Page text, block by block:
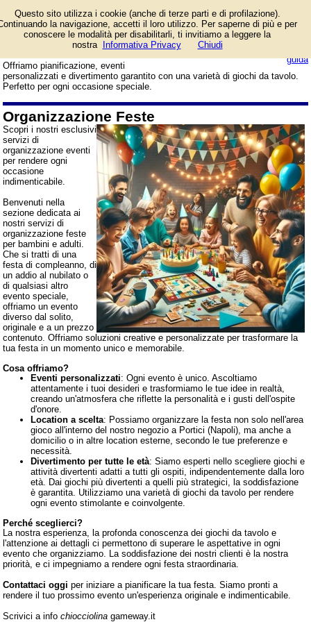
guida
Esplora i nostri servizi di
organizzazione feste per
tutte le età, non solo per
bambini, inclusi compleanni, prime
Offriamo pianificazione, eventi
personalizzati e divertimento garantito con una varietà di giochi da tavolo.
Perfetto per ogni occasione speciale.
Organizzazione Feste
Scopri i nostri esclusivi
servizi di
organizzazione eventi
per rendere ogni
occasione
indimenticabile.
Benvenuti nella
sezione dedicata ai
nostri servizi di
organizzazione feste
per bambini e adulti.
Che si tratti di una
festa di compleanno, di
un addio al nubilato o
di qualsiasi altro
evento speciale,
offriamo un evento
diverso dal solito,
originale e a un prezzo
contenuto. Offriamo soluzioni creative e personalizzate per trasformare la
tua festa in un momento unico e memorabile.
Cosa offriamo?
Eventi personalizzati: Ogni evento è unico. Ascoltiamo
attentamente i tuoi desideri e trasformiamo le tue idee in realtà,
creando un'atmosfera che riflette la personalità e i gusti dell'ospite
d'onore.
Location a scelta: Possiamo organizzare la festa non solo nell'area
gioco all'interno del nostro negozio a Portici (Napoli), ma anche a
domicilio o in altre location esterne, secondo le tue preferenze e
necessità.
Divertimento per tutte le età: Siamo esperti nello scegliere giochi e
attività divertenti adatti a tutti gli ospiti, indipendentemente dalla loro
età. Dai giochi più divertenti a quelli più strategici, la soddisfazione
è garantita. Utilizziamo una varietà di giochi da tavolo per rendere
ogni evento stimolante e coinvolgente.
Perché sceglierci?
La nostra esperienza, la profonda conoscenza dei giochi da tavolo e
l'attenzione ai dettagli ci permettono di superare le aspettative in ogni
evento che organizziamo. La soddisfazione dei nostri clienti è la nostra
priorità, e ci impegniamo a rendere ogni festa straordinaria.
Contattaci oggi per iniziare a pianificare la tua festa. Siamo pronti a
rendere il tuo prossimo evento un'esperienza originale e indimenticabile.
Scrivici a info chiocciolina gameway.it
Questo sito utilizza i cookie (anche di terze parti e di profilazione).
la navigazione, accetti il loro utilizzo. Per saperne di più e per
conoscere le modalità per disabilitarli, ti invitiamo a leggere la
nostra
Informativa Privacy Chiudi